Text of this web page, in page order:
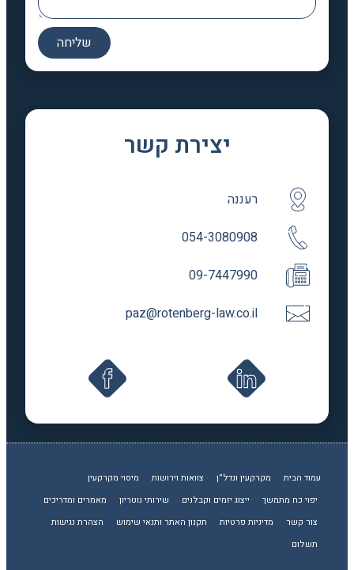
שליחה
יצירת קשר
רעננה
054-3080908
09-7447990
paz@rotenberg-law.co.il
עמוד הבית מקרקעין ונדל”ן צוואות וירושות
מיסוי מקרקעין
יפוי כח מתמשך
ייצוג יזמים וקבלנים שירותי נוטריון
מאמרים ומדריכים
צור קשר
מדיניות פרטיות תקנון האתר ותנאי שימוש
הצהרת נגישות
תשלום